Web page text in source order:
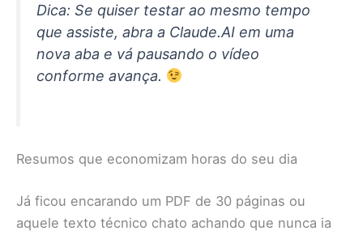
Dica: Se quiser testar ao mesmo tempo
que assiste, abra a Claude.AI em uma
nova aba e vá pausando o vídeo
conforme avança.
Resumos que economizam horas do seu dia
Já ficou encarando um PDF de 30 páginas ou
aquele texto técnico chato achando que nunca ia